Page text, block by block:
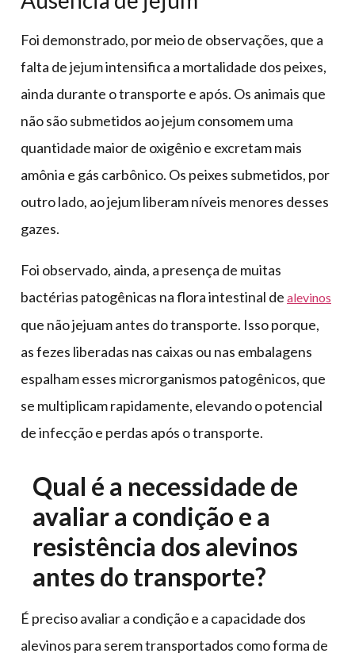
Foi demonstrado, por meio de observações, que a
falta de jejum intensifica a mortalidade dos peixes,
ainda durante o transporte e após. Os animais que
não são submetidos ao jejum consomem uma
quantidade maior de oxigênio e excretam mais
amônia e gás carbônico. Os peixes submetidos, por
outro lado, ao jejum liberam níveis menores desses
gazes.
Foi observado, ainda, a presença de muitas
bactérias patogênicas na flora intestinal de alevinos
que não jejuam antes do transporte. Isso porque,
as fezes liberadas nas caixas ou nas embalagens
espalham esses microrganismos patogênicos, que
se multiplicam rapidamente, elevando o potencial
de infecção e perdas após o transporte.
Qual é a necessidade de
avaliar a condição e a
resistência dos alevinos
antes do transporte?
É preciso avaliar a condição e a capacidade dos
alevinos para serem transportados como forma de